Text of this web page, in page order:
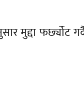
मुद्दा फर्छ्योट